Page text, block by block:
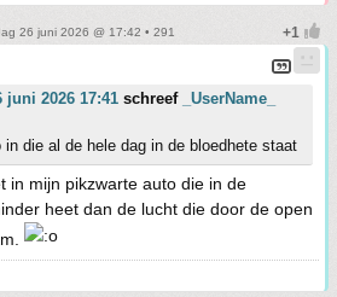
26 juni 2026 @ 17:42 • 291
juni 2026 17:41 schreef
_UserName_
in die al de hele dag in de bloedhete staat
in mijn pikzwarte auto die in de
heet dan de lucht die door de open